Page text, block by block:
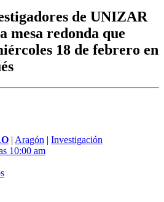
de UNIZAR
mesa redonda que
18 de febrero en
| Aragón | Investigación
10:00 am